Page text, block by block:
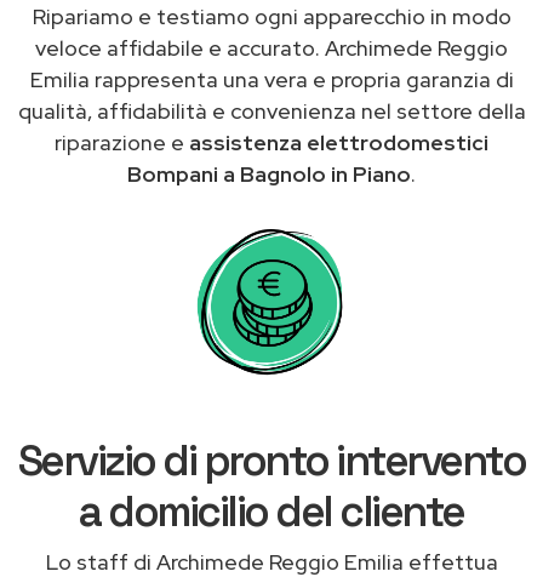
Ripariamo e testiamo ogni apparecchio in modo
veloce affidabile e accurato. Archimede Reggio
Emilia rappresenta una vera e propria garanzia di
qualità, affidabilità e convenienza nel settore della
riparazione e assistenza elettrodomestici
Bompani a Bagnolo in Piano.
Servizio di pronto intervento
a domicilio del cliente
Lo staff di Archimede Reggio Emilia effettua